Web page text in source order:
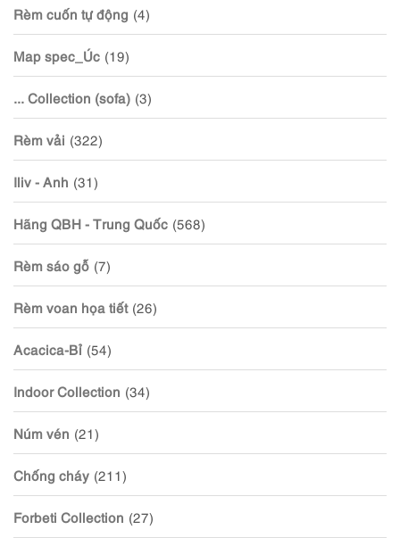
Rèm cuốn tự động (4)
Map spec_Úc (19)
... Collection (sofa) (3)
Rèm vải (322)
Iliv - Anh (31)
Hãng QBH - Trung Quốc (568)
Rèm sáo gỗ (7)
Rèm voan họa tiết (26)
Acacica-Bỉ (54)
Indoor Collection (34)
Núm vén (21)
Chống cháy (211)
Forbeti Collection (27)